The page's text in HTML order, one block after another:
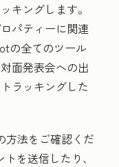
キングします。
パティーに関連
の全てのツール
面発表会への出
ラッキングした
方法をご確認くだ
を送信したり、